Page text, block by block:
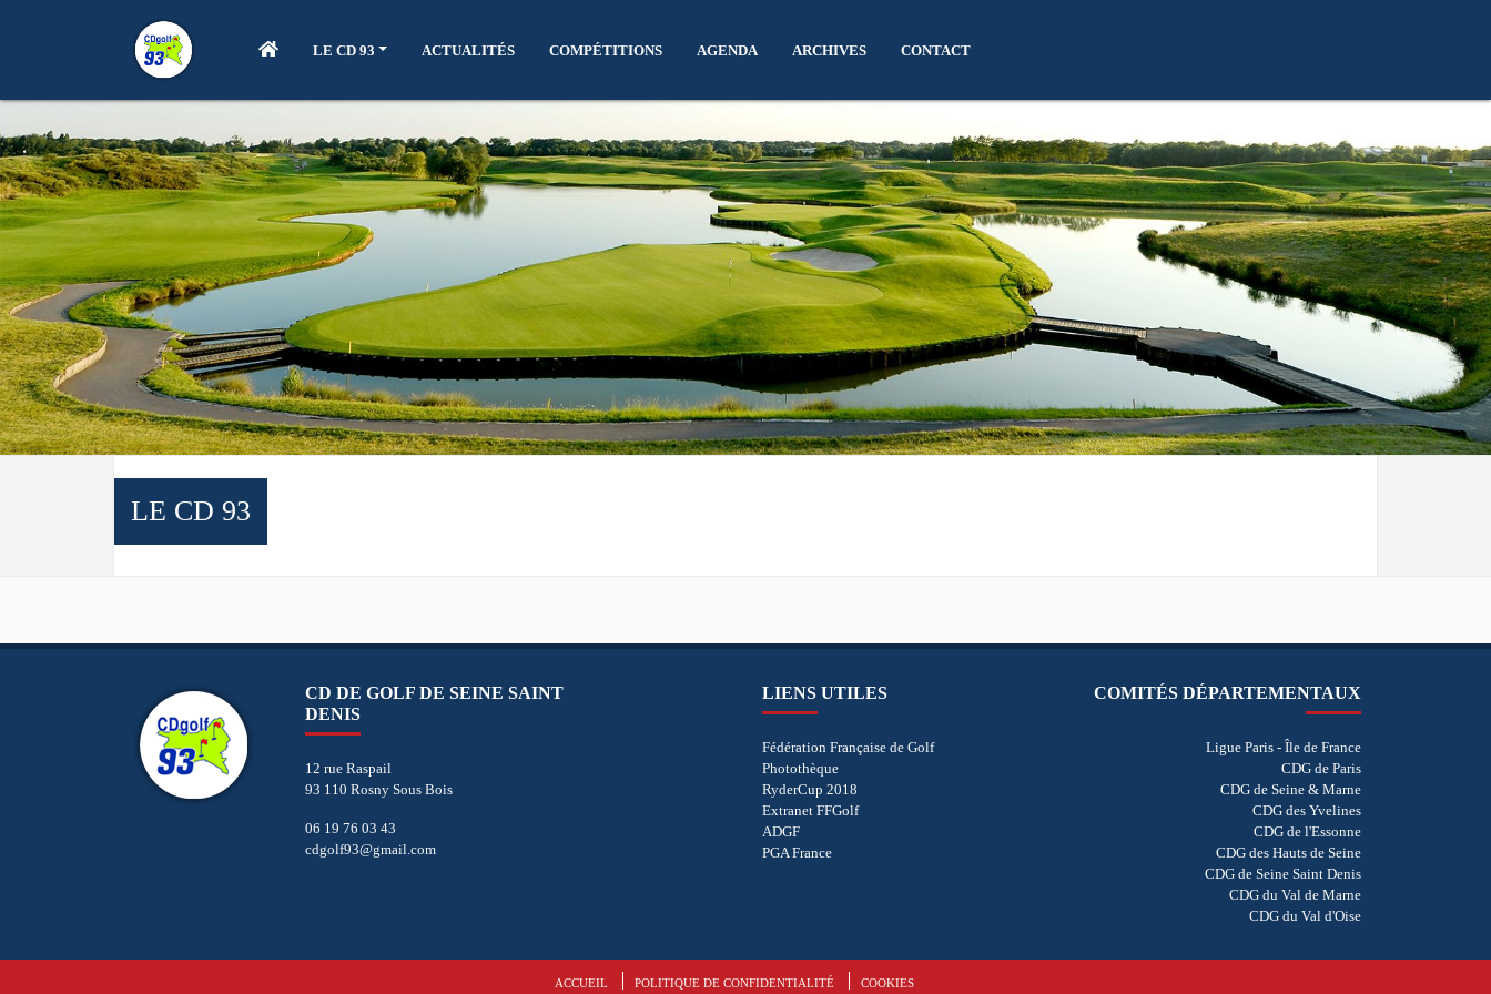
LE CD 93 ACTUALITÉS COMPÉTITIONS AGENDA ARCHIVES CONTACT
LE CD 93
CD DE GOLF DE SEINE SAINT
DENIS
12 rue Raspail
93 110 Rosny Sous Bois
06 19 76 03 43
cdgolf93@gmail.com
LIENS UTILES
Fédération Française de Golf
Photothèque
RyderCup 2018
Extranet FFGolf
ADGF
PGA France
COMITÉS DÉPARTEMENTAUX
Ligue Paris - Île de France
CDG de Paris
CDG de Seine & Marne
CDG des Yvelines
CDG de l'Essonne
CDG des Hauts de Seine
CDG de Seine Saint Denis
CDG du Val de Marne
CDG du Val d'Oise
ACCUEIL POLITIQUE DE CONFIDENTIALITÉ COOKIES